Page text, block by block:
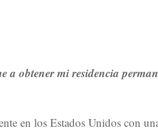
a obtener mi residencia
en los Estados Unidos con